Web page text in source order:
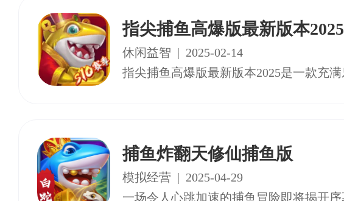
指尖捕鱼高爆版最新版本2025
休闲益智 | 2025-02-14
捕鱼炸翻天修仙捕鱼版
模拟经营 | 2025-04-29